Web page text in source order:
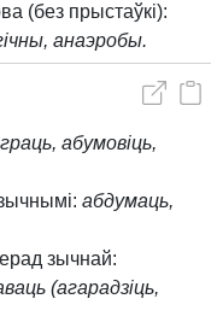
(без прыстаўкі):
анаэробы.
абумовіць,
абдумаць,
зычнай:
(агарадзіць,